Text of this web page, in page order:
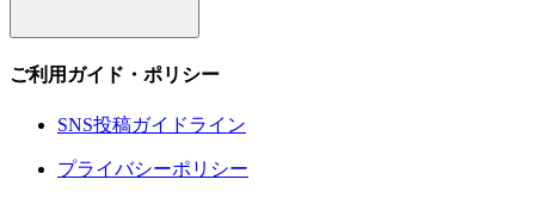
ご利用ガイド・ポリシー
SNS投稿ガイドライン
プライバシーポリシー